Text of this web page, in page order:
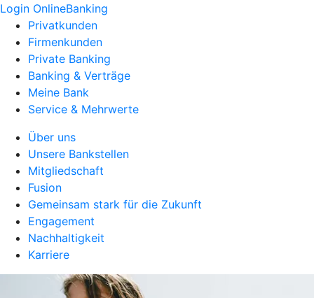
Login OnlineBanking
Privatkunden
Firmenkunden
Private Banking
Banking & Verträge
Meine Bank
Service & Mehrwerte
Über uns
Unsere Bankstellen
Mitgliedschaft
Fusion
Gemeinsam stark für die Zukunft
Engagement
Nachhaltigkeit
Karriere